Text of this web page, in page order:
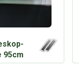
95cm